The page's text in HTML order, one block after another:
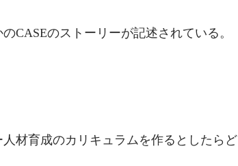
CASEのストーリーが記述されている。
材育成のカリキュラムを作るとしたらど